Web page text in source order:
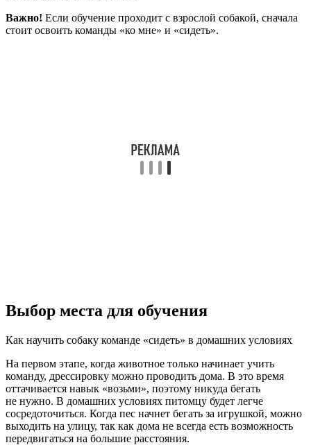
Важно! Если обучение проходит с взрослой собакой, сначала
стоит освоить команды «ко мне» и «сидеть».
Выбор места для обучения
Как научить собаку команде «сидеть» в домашних условиях
На первом этапе, когда животное только начинает учить
команду, дрессировку можно проводить дома. В это время
оттачивается навык «возьми», поэтому никуда бегать
не нужно. В домашних условиях питомцу будет легче
сосредоточиться. Когда пес начнет бегать за игрушкой, можно
выходить на улицу, так как дома не всегда есть возможность
передвигаться на большие расстояния.